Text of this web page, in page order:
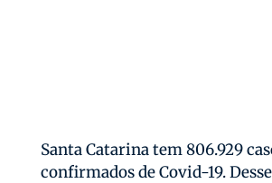
Santa Catarina tem 806.929
confirmados de Covid-19.